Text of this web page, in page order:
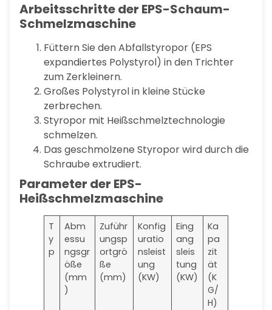
Arbeitsschritte der EPS-Schaum-
Schmelzmaschine
Füttern Sie den Abfallstyropor (EPS
expandiertes Polystyrol) in den Trichter
zum Zerkleinern.
Großes Polystyrol in kleine Stücke
zerbrechen.
Styropor mit Heißschmelztechnologie
schmelzen.
Das geschmolzene Styropor wird durch die
Schraube extrudiert.
Parameter der EPS-
Heißschmelzmaschine
T
y
p
Abm
essu
ngsgr
öße
(mm
)
Zuführ
ungsp
ortgrö
ße
(mm)
Konfig
uratio
nsleist
ung
(KW)
Eing
ang
sleis
tung
(KW)
Ka
pa
zit
ät
(K
G/
H)